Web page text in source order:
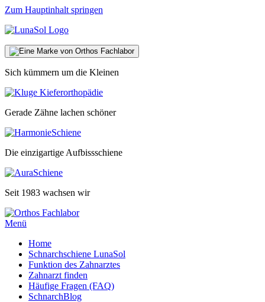
Zum Hauptinhalt springen
Sich kümmern um die Kleinen
Gerade Zähne lachen schöner
Die einzigartige Aufbissschiene
Seit 1983 wachsen wir
Menü
Home
Schnarchschiene LunaSol
Funktion des Zahnarztes
Zahnarzt finden
Häufige Fragen (FAQ)
SchnarchBlog